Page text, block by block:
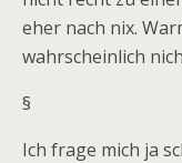
eher nach nix.
wahrscheinlich
§
Ich frage mich ja